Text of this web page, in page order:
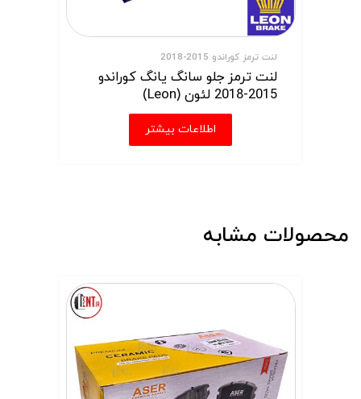
لنت ترمز کوراندو 2015-2018
لنت ترمز جلو سانگ یانگ کوراندو
2015-2018 لئون (Leon)
اطلاعات بیشتر
محصولات مشابه